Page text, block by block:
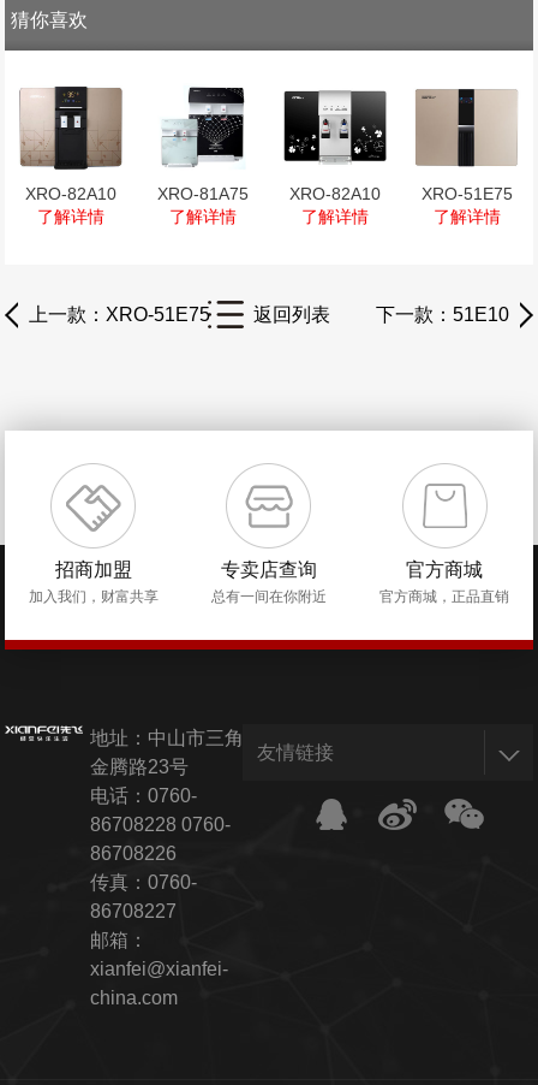
猜你喜欢
XRO-82A10
了解详情
XRO-81A75
了解详情
XRO-82A10
了解详情
XRO-51E75
了解详情
返回列表
上一款 ：XRO-51E75 下一款 ：51E10
招商加盟
加入我们，财富共享
专卖店查询
总有一间在你附近
官方商城
官方商城，正品直销
地址：中山市三角镇
金腾路23号
电话： 0760-
86708228 0760-
86708226
传真：0760-
86708227
邮箱：
xianfei@xianfei-
china.com
友情链接